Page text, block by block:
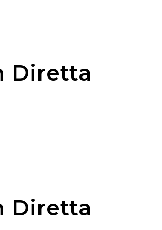
Diretta
Diretta